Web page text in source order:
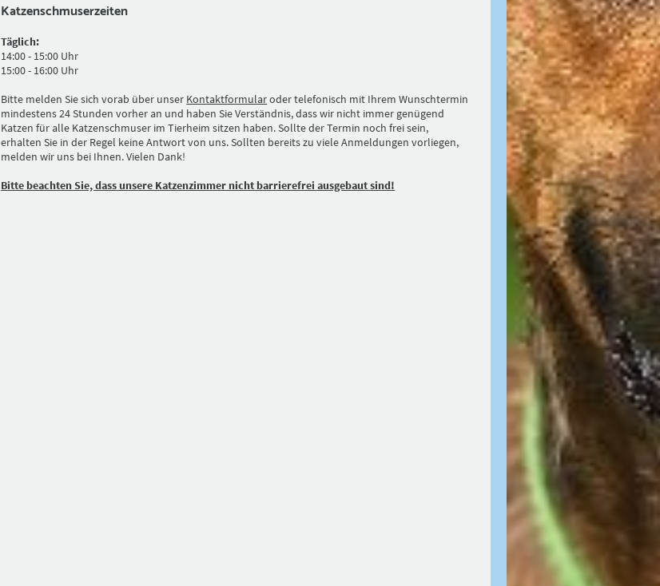
Katzenschmuserzeiten
Täglich:
14:00 - 15:00 Uhr
15:00 - 16:00 Uhr
Bitte melden Sie sich vorab über unser Kontaktformularoder telefonisch mit Ihrem Wunschtermin
mindestens 24 Stunden vorher an und haben Sie Verständnis, dass wir nicht immer genügend
Katzen für alle Katzenschmuser im Tierheim sitzen haben. Sollte der Termin noch frei sein,
erhalten Sie in der Regel keine Antwort von uns. Sollten bereits zu viele Anmeldungen vorliegen,
melden wir uns bei Ihnen. Vielen Dank!
Bitte beachten Sie, dass unsere Katzenzimmer nicht barrierefrei ausgebaut sind!